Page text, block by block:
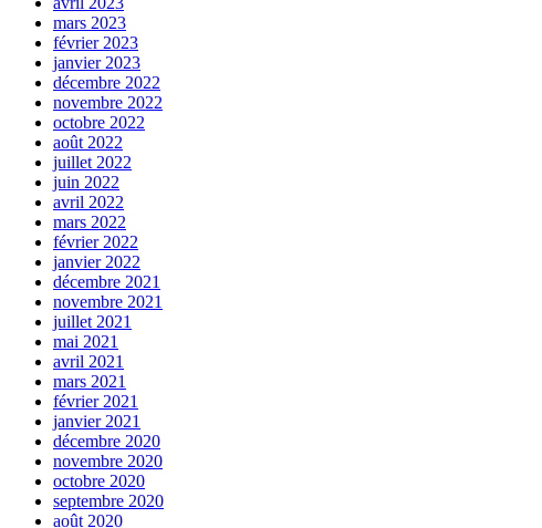
mars 2023
février 2023
janvier 2023
décembre 2022
novembre 2022
octobre 2022
août 2022
juillet 2022
juin 2022
avril 2022
mars 2022
février 2022
janvier 2022
décembre 2021
novembre 2021
juillet 2021
mai 2021
avril 2021
mars 2021
février 2021
janvier 2021
décembre 2020
novembre 2020
octobre 2020
septembre 2020
août 2020